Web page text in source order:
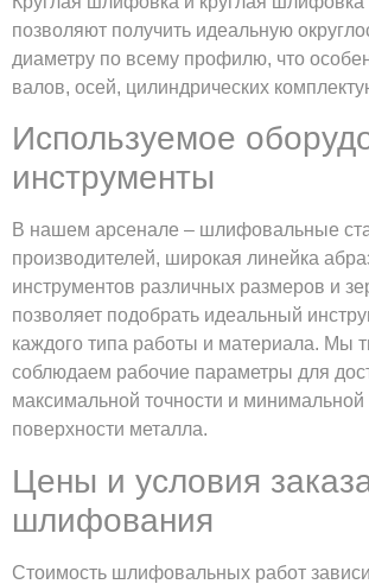
позволяют получить идеальную
диаметру по всему профилю, что
валов, осей, цилиндрических
Используемое
инструменты
В нашем арсенале – шлифовальные
производителей, широкая линейка
инструментов различных размеров и
позволяет подобрать идеальный
каждого типа работы и материала. Мы
соблюдаем рабочие параметры для
максимальной точности и
поверхности металла.
Цены и условия
шлифования
Стоимость шлифовальных работ